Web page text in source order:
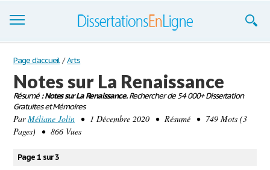
Dissertations
S'inscrire
Se connecter
Contactez-nous
Page d'accueil / Arts
Notes sur La Renaissance
Résumé: Notes sur La Renaissance.Rechercher de 54 000+ Dissertation
Gratuites et Mémoires
ParMéliane Jolin • 1 Décembre 2020 • Résumé • 749 Mots (3
Pages) • 866 Vues
Page 1 sur 3